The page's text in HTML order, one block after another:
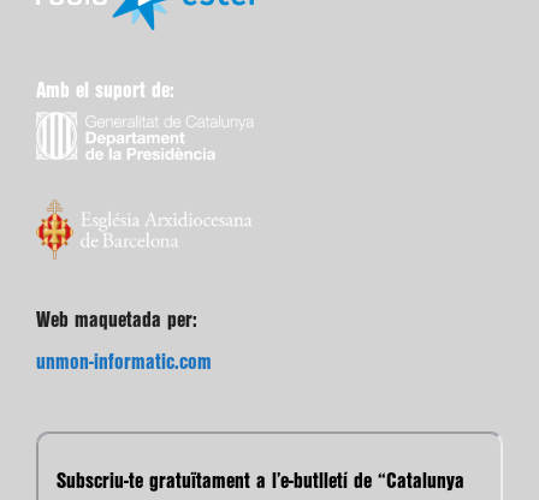
Amb el suport de:
Web maquetada per:
unmon-informatic.com
Subscriu-te gratuïtament a l’e-butlletí de “Catalunya